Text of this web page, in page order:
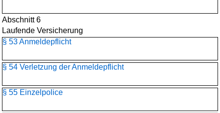
Abschnitt 6
Laufende Versicherung
§ 53 Anmeldepflicht
§ 54 Verletzung der Anmeldepflicht
§ 55 Einzelpolice